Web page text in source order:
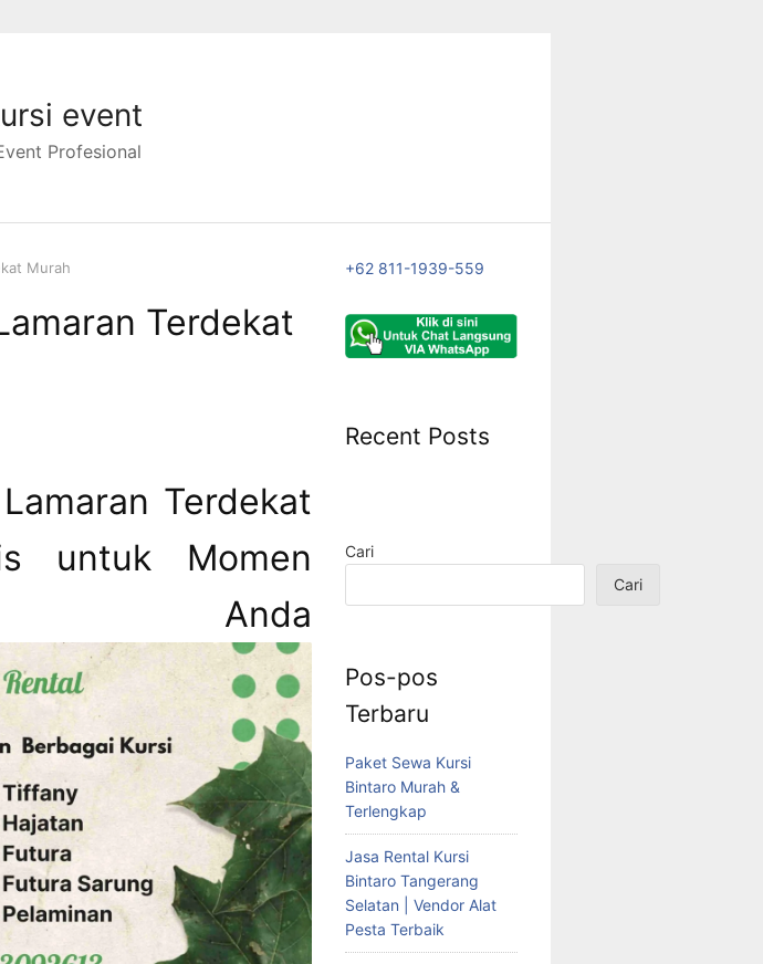
event
Profesional
Murah
Terdekat
Terdekat
untuk Momen
+62 811-1939-559
Recent Posts
Cari
Cari
Pos-pos
Terbaru
Paket Sewa Kursi
Bintaro Murah &
Terlengkap
Jasa Rental Kursi
Bintaro Tangerang
Selatan | Vendor Alat
Pesta Terbaik